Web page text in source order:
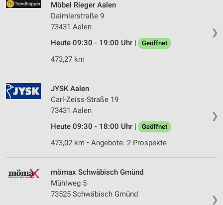
❯
Möbel Rieger Aalen
Daimlerstraße 9
73431 Aalen
Heute 09:30 - 19:00 Uhr |
Geöffnet
473,27 km
❯
JYSK Aalen
Carl-Zeiss-Straße 19
73431 Aalen
Heute 09:30 - 18:00 Uhr |
Geöffnet
473,02 km • Angebote: 2 Prospekte
❯
mömax Schwäbisch Gmünd
Mühlweg 5
73525 Schwäbisch Gmünd